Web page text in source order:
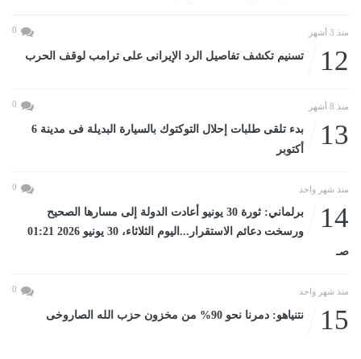
منذ 3 أشهر 0
12 تسنيم تكشف تفاصيل الرد الإيرانى على ترامب لوقف الحرب
منذ 8 أشهر 0
13
بدء تلقى طلبات إحلال التوكتوك بالسيارة البديلة فى مدينة 6
أكتوبر
منذ شهر واحد 0
14
برلماني: ثورة 30 يونيو أعادت الدولة إلى مسارها الصحيح
ورسخت دعائم الاستقرار...اليوم الثلاثاء، 30 يونيو 2026 01:21
صـ
منذ شهر واحد 0
15 نتنياهو: دمرنا نحو 90% من مخزون حزب الله الصاروخى